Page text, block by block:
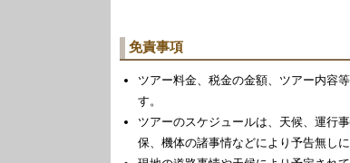
免責事項
ツアー料金、税金の金額、ツアー内容
す。
ツアーのスケジュールは、天候、運行
保、機体の諸事情などにより予告無し